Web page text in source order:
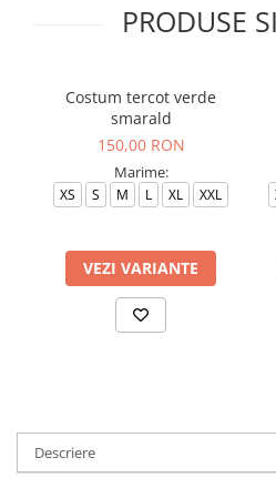
PRODUSE
Costum tercot verde
smarald
150,00 RON
Marime:
XS S M L XL XXL
VEZI VARIANTE
Descriere